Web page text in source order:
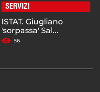
SERVIZI
ISTAT. Giugliano
'sorpassa' Sal...
56